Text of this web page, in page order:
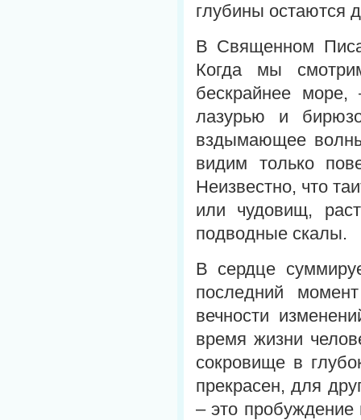
глубины остаются
В Священном
Когда мы
бескрайнее море,
лазурью и
вздымающее
видим только
Неизвестно, что
или чудовищ,
подводные скалы.
В сердце
последний
вечности
время жизни
сокровище в
прекрасен, для
– это пробуждение